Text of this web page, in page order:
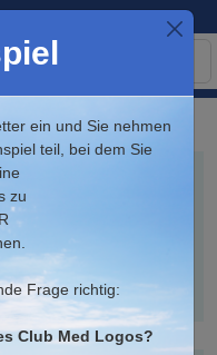
ein und Sie nehmen
teil, bei dem Sie
zu
Frage richtig:
Club Med Logos?
70